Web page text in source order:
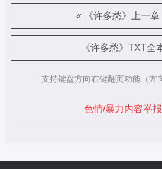
« 《许多愁》上一章
《许多愁》TXT全
支持键盘方向右键翻页功能（方
色情/暴力内容举